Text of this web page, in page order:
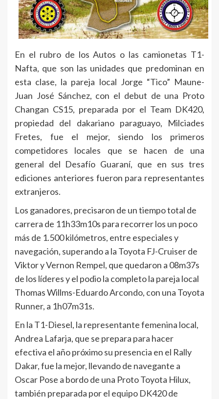
En el rubro de los Autos o las camionetas T1-
Nafta, que son las unidades que predominan en
esta clase, la pareja local Jorge “Tico” Maune-
Juan José Sánchez, con el debut de una Proto
Changan CS15, preparada por el Team DK420,
propiedad del dakariano paraguayo, Milciades
Fretes, fue el mejor, siendo los primeros
competidores locales que se hacen de una
general del Desafío Guaraní, que en sus tres
ediciones anteriores fueron para representantes
extranjeros.
Los ganadores, precisaron de un tiempo total de
carrera de 11h33m10s para recorrer los un poco
más de 1.500 kilómetros, entre especiales y
navegación, superando a la Toyota FJ-Cruiser de
Viktor y Vernon Rempel, que quedaron a 08m37s
de los líderes y el podio la completo la pareja local
Thomas Willms-Eduardo Arcondo, con una Toyota
Runner, a 1h07m31s.
En la T1-Diesel, la representante femenina local,
Andrea Lafarja, que se prepara para hacer
efectiva el año próximo su presencia en el Rally
Dakar, fue la mejor, llevando de navegante a
Oscar Pose a bordo de una Proto Toyota Hilux,
también preparada por el equipo DK420 de